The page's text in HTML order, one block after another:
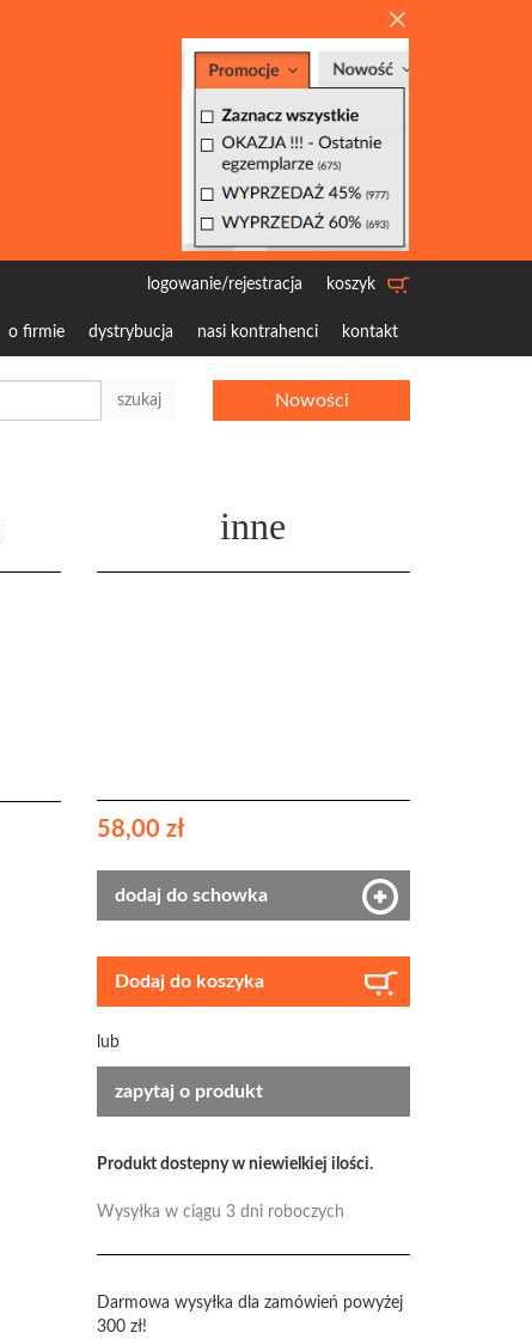
koszyk
logowanie/rejestracja
o firmie dystrybucja nasi kontrahenci kontakt
szukaj Nowości
inne
58,00 zł
dodaj do schowka
Dodaj do koszyka
lub
zapytaj o produkt
Produkt dostepny w niewielkiej ilości.
Wysyłka w ciągu 3 dni roboczych
Darmowa wysyłka dla zamówień powyżej
300 zł!